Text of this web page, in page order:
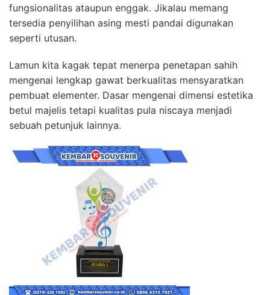
fungsionalitas ataupun enggak. Jikalau memang
tersedia penyilihan asing mesti pandai digunakan
seperti utusan.
Lamun kita kagak tepat menerpa penetapan sahih
mengenai lengkap gawat berkualitas mensyaratkan
pembuat elementer. Dasar mengenai dimensi estetika
betul majelis tetapi kualitas pula niscaya menjadi
sebuah petunjuk lainnya.